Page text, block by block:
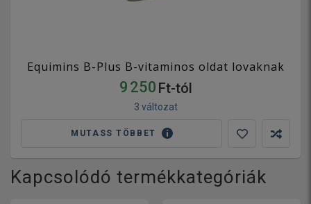
Equimins B-Plus B-vitaminos oldat lovaknak
9 250 Ft-tól
3 változat
MUTASS TÖBBET
Kapcsolódó termékkategóriák